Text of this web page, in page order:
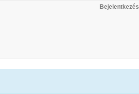
Bejelentkezés